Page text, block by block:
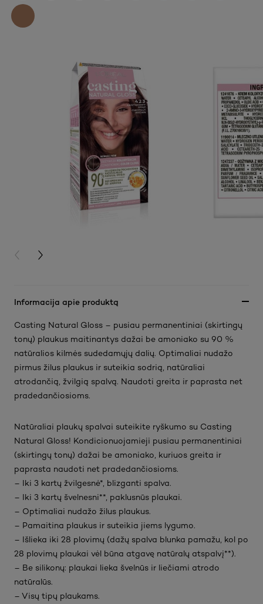
PREVIOUS CARD
NEXT CARD
Informacija apie produktą
Casting Natural Gloss – pusiau permanentiniai (skirtingų
tonų) plaukus maitinantys dažai be amoniako su 90 %
natūralios kilmės sudedamųjų dalių. Optimaliai nudažo
pirmus žilus plaukus ir suteikia sodrią, natūraliai
atrodančią, žvilgią spalvą. Naudoti greita ir paprasta net
pradedančiosioms.
Natūraliai plaukų spalvai suteikite ryškumo su Casting
Natural Gloss! Kondicionuojamieji pusiau permanentiniai
(skirtingų tonų) dažai be amoniako, kuriuos greita ir
paprasta naudoti net pradedančiosioms.
– Iki 3 kartų žvilgesnė*, blizganti spalva.
– Iki 3 kartų švelnesni**, paklusnūs plaukai.
– Optimaliai nudažo žilus plaukus.
– Pamaitina plaukus ir suteikia jiems lygumo.
– Išlieka iki 28 plovimų (dažų spalva blunka pamažu, kol po
28 plovimų plaukai vėl būna atgavę natūralų atspalvį**).
– Be silikonų: plaukai lieka švelnūs ir liečiami atrodo
natūralūs.
– Visų tipų plaukams.